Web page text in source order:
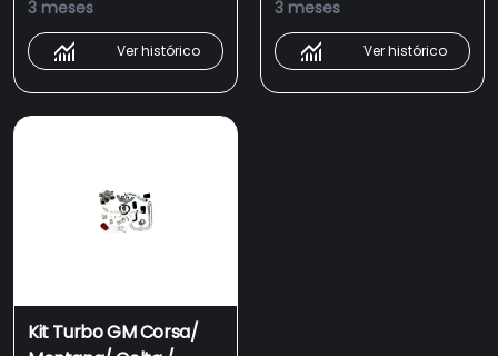
3 meses
Ver histórico
3 meses
Ver histórico
Kit Turbo GM Corsa/